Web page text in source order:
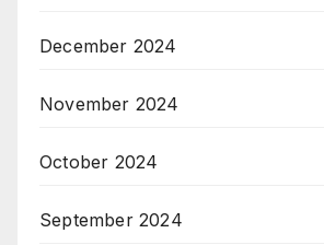
December 2024
November 2024
October 2024
September 2024